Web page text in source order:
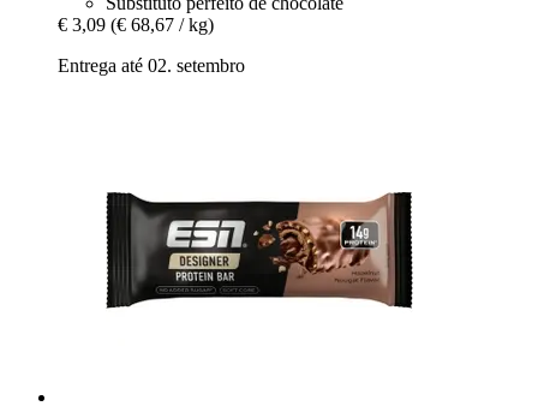
€ 3,09 (€ 68,67 / kg)
Entrega até 02. setembro